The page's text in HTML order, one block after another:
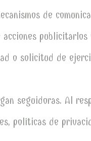
de
publicitarlos
o solicitud de
seguidoras. Al
políticas de